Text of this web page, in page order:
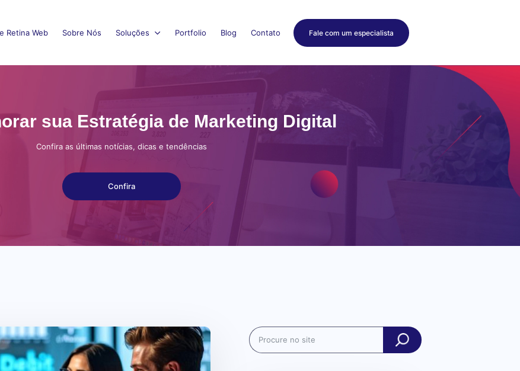
Retina Web Sobre Nós Soluções Portfolio Blog Contato Fale com um especialista
sua Estratégia de Marketing Digital
Confira as últimas notícias, dicas e tendências
Confira
Search